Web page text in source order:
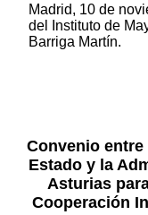
Madrid, 10 de
del Instituto de
Barriga Martín.
Convenio entre
Estado y la
Asturias
Cooperación